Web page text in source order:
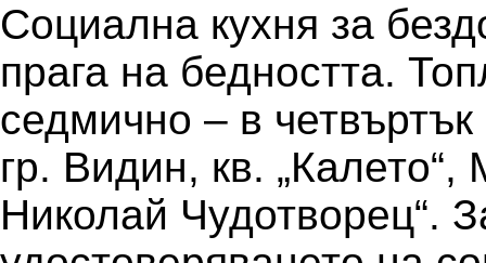
Социална кухня за
прага на бедността.
седмично – в
гр. Видин, кв.
Николай Чудотворец“.